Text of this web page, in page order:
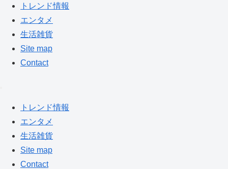
トレンド情報
エンタメ
生活雑貨
Site map
Contact
トレンド情報
エンタメ
生活雑貨
Site map
Contact